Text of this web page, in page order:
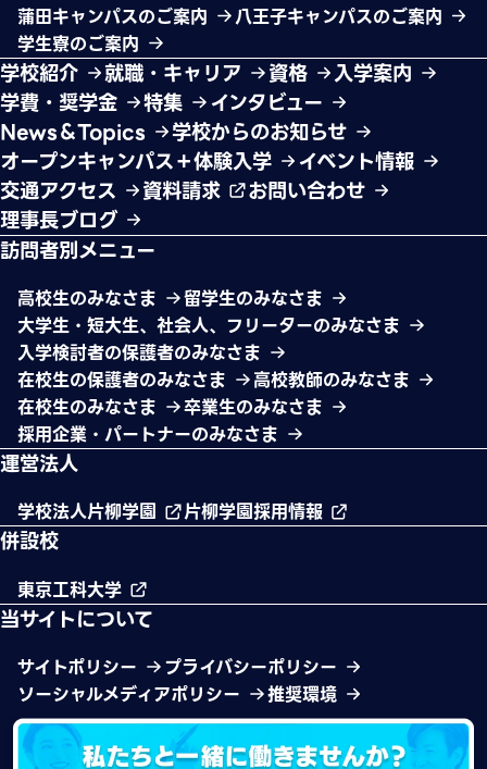
蒲田キャンパスのご案内
八王子キャンパスのご案内
学生寮のご案内
学校紹介 就職・キャリア 資格
入学案内
学費・奨学金
特集
インタビュー
News＆Topics
学校からのお知らせ
オープンキャンパス＋体験入学
イベント情報
交通アクセス
資料請求
お問い合わせ
理事長ブログ
訪問者別メニュー
高校生のみなさま
留学生のみなさま
大学生・短大生、社会人、フリーターのみなさま
入学検討者の保護者のみなさま
在校生の保護者のみなさま
高校教師のみなさま
在校生のみなさま
卒業生のみなさま
採用企業・パートナーのみなさま
運営法人
学校法人片柳学園 片柳学園採用情報
併設校
東京工科大学
当サイトについて
サイトポリシー
プライバシーポリシー
ソーシャルメディアポリシー
推奨環境